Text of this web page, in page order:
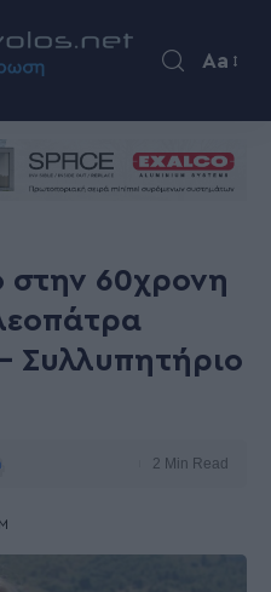
Aa
στην 60χρονη
Συλλυπητήριο
2 Min Read